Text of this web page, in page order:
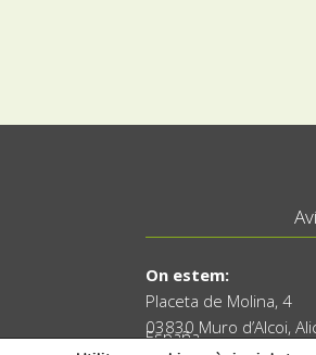
On estem:
Placeta de Molina, 4
03830 Muro d’Alcoi,
España